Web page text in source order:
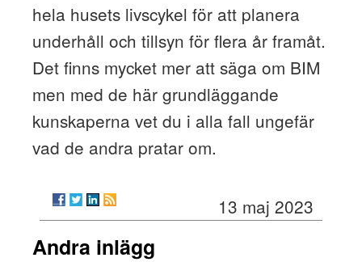
hela husets livscykel för att planera
underhåll och tillsyn för flera år framåt.
Det finns mycket mer att säga om BIM
men med de här grundläggande
kunskaperna vet du i alla fall ungefär
vad de andra pratar om.
13 maj 2023
Andra inlägg